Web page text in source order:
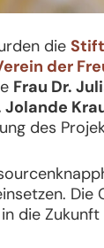
die
der
Frau Dr.
Jolande
des
die